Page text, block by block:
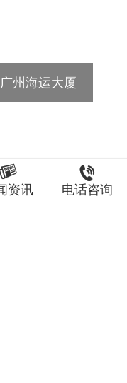
深圳大疆旗舰店
资讯

电话咨询